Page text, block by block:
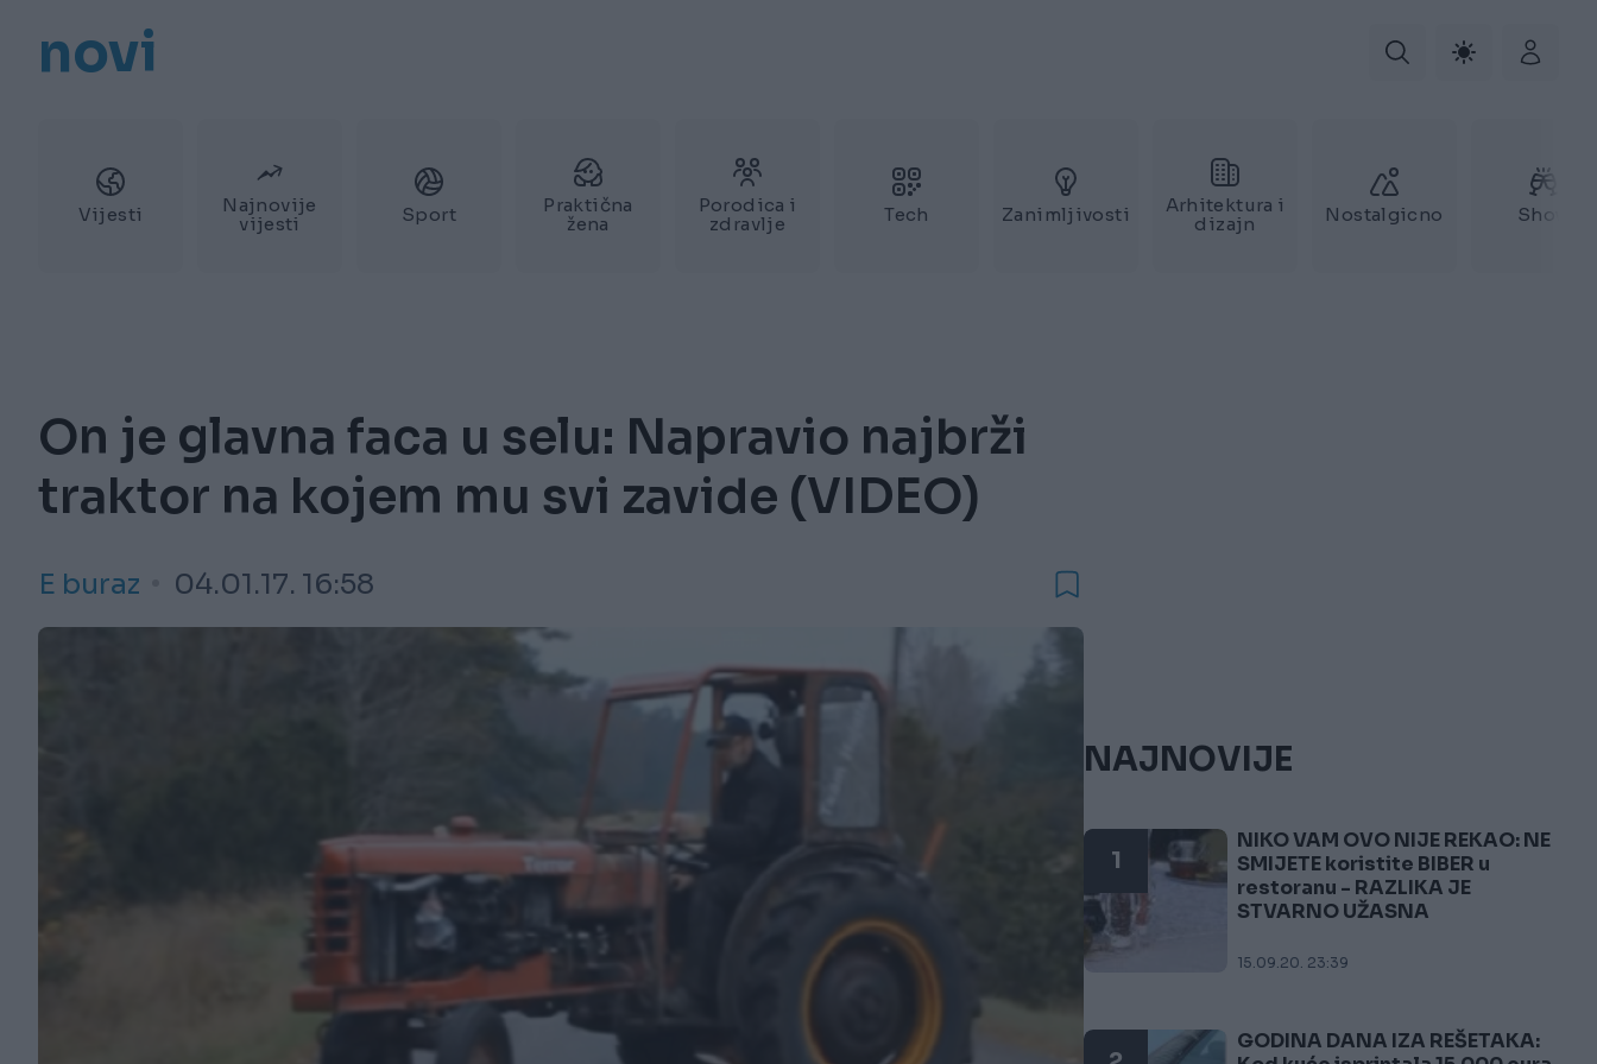
novi
Vijesti
Najnovije
vijesti
Sport
Praktična
žena
Porodica i
zdravlje
Tech Zanimljivosti
Arhitektura i
dizajn
Nostalgicno Show
On je glavna faca u selu: Napravio najbrži
traktor na kojem mu svi zavide (VIDEO)
E buraz 04.01.17. 16:58
NAJNOVIJE
1
NIKO VAM OVO NIJE REKAO: NE
SMIJETE koristite BIBER u
restoranu - RAZLIKA JE
STVARNO UŽASNA
15.09.20. 23:39
GODINA DANA IZA REŠETAKA: